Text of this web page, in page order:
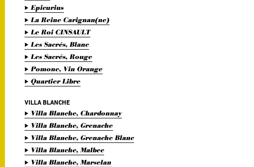
Epicurius
La Reine Carignan(ne)
Le Roi CINSAULT
Les Sacrés, Blanc
Les Sacrés, Rouge
Pomone, Vin Orange
Quartier Libre
VILLA BLANCHE
Villa Blanche, Chardonnay
Villa Blanche, Grenache
Villa Blanche, Grenache Blanc
Villa Blanche, Malbec
Villa Blanche, Marselan